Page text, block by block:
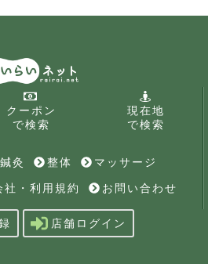
クーポン
で検索
現在地
で検索
鍼灸 整体
マッサージ
社・利用規約 お問い合わせ
店舗ログイン